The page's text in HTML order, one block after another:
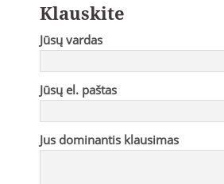
Klauskite
Jūsų vardas
Jūsų el. paštas
Jus dominantis klausimas